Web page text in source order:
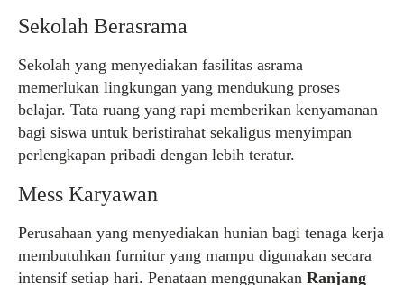
Sekolah Berasrama
Sekolah yang menyediakan fasilitas asrama
memerlukan lingkungan yang mendukung proses
belajar. Tata ruang yang rapi memberikan kenyamanan
bagi siswa untuk beristirahat sekaligus menyimpan
perlengkapan pribadi dengan lebih teratur.
Mess Karyawan
Perusahaan yang menyediakan hunian bagi tenaga kerja
membutuhkan furnitur yang mampu digunakan secara
intensif setiap hari. Penataan menggunakan Ranjang